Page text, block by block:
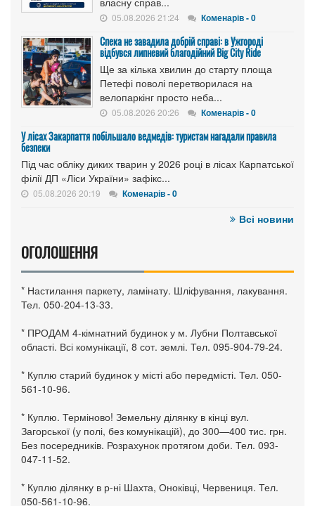
05.08.2026 21:24 Коменарів - 0
Спека не завадила добрій справі: в Ужгороді
відбувся липневий благодійний Big City Ride
Ще за кілька хвилин до старту площа
Петефі поволі перетворилася на
велопаркінг просто неба...
05.08.2026 20:26 Коменарів - 0
У лісах Закарпаття побільшало ведмедів: туристам нагадали правила
безпеки
Під час обліку диких тварин у 2026 році в лісах Карпатської
філії ДП «Ліси України» зафікс...
05.08.2026 20:19 Коменарів - 0
Всі новини
ОГОЛОШЕННЯ
* Настилання паркету, ламінату. Шліфування, лакування.
Тел. 050-204-13-33.
* ПРОДАМ 4-кімнатний будинок у м. Лубни Полтавської
області. Всі комунікації, 8 сот. землі. Тел. 095-904-79-24.
* Куплю старий будинок у місті або передмісті. Тел. 050-
561-10-96.
* Куплю. Терміново! Земельну ділянку в кінці вул.
Загорської (у полі, без комунікацій), до 300—400 тис. грн.
Без посередників. Розрахунок протягом доби. Тел. 093-
047-11-52.
* Куплю ділянку в р-ні Шахта, Оноківці, Червениця. Тел.
050-561-10-96.